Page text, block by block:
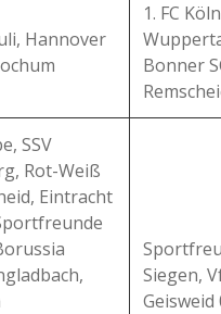
Hannover
1. FC
Bonner
SSV
Rot-Weiß
Eintracht
Siegen,
Geisweid